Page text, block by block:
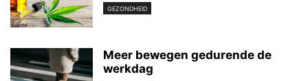
GEZONDHEID
Meer bewegen gedurende de
werkdag